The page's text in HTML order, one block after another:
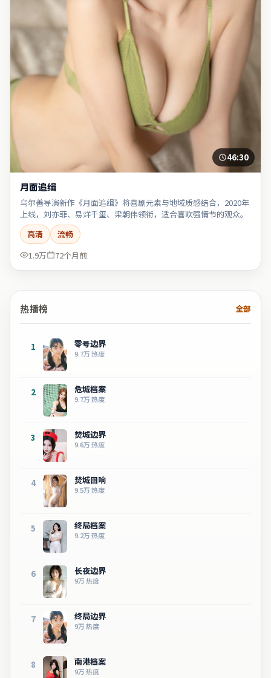
46:30
月面追缉
乌尔善导演新作《月面追缉》将喜剧元素与地域质感结合，2020年
上线，刘亦菲、易烊千玺、梁朝伟领衔，适合喜欢强情节的观众。
高清
流畅
1.9万
72个月前
热播榜 全部
1 零号边界
9.7万热度
2 危城档案
9.7万热度
3 焚城边界
9.6万热度
4 焚城回响
9.5万热度
5 终局档案
9.2万热度
6 长夜边界
9万热度
7 终局边界
9万热度
8 南港档案
9万热度